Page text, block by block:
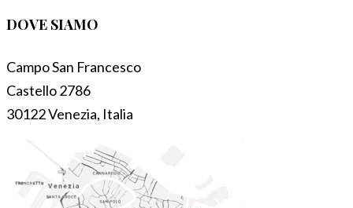
DOVE SIAMO
Campo San Francesco
Castello 2786
30122 Venezia, Italia